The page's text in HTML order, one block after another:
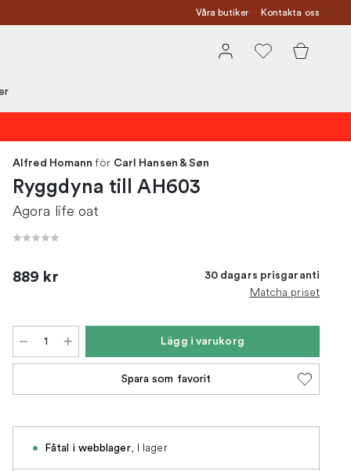
Våra butiker Kontakta oss
Alfred Homann för Carl Hansen & Søn
Ryggdyna till AH603
Agora life oat
889 kr 30 dagars prisgaranti
Matcha priset
Lägg i varukorg
Spara som favorit
Fåtal i webblager, I lager